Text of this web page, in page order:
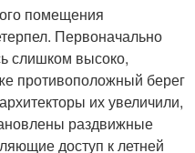
помещения
Первоначально
слишком высоко,
противоположный берег
их увеличили,
раздвижные
доступ к летней